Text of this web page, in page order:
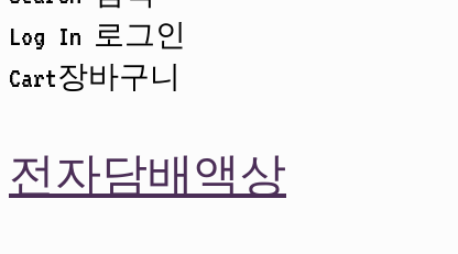
Log In 로그인
Cart장바구니
전자담배액상